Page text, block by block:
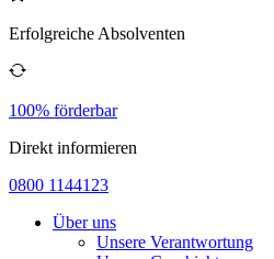
Erfolgreiche Absolventen
100% förderbar
Direkt informieren
0800 1144123
Über uns
Unsere Verantwortung